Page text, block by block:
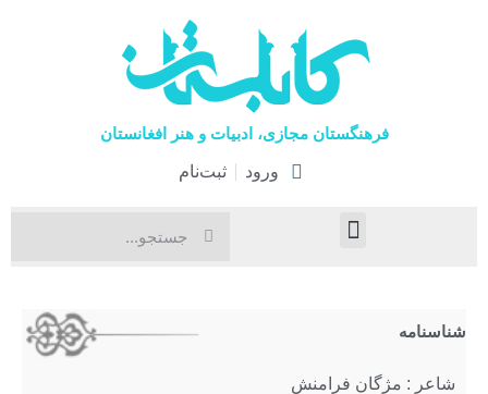
فرهنگستان مجازی، ادبیات و هنر افغانستان
ورود ثبت‌نام
شناسنامه
شاعر : مژگان فرامنش